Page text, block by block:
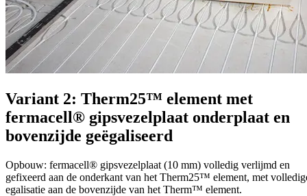
Variant 2: Therm25™ element met
fermacell® gipsvezelplaat onderplaat en
bovenzijde geëgaliseerd
Opbouw: fermacell® gipsvezelplaat (10 mm) volledig verlijmd en
gefixeerd aan de onderkant van het Therm25™ element, met
egalisatie aan de bovenzijde van het Therm™ element.